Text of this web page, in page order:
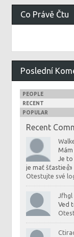
Co Právě Čtu
Poslední
PEOPLE
RECENT
POPULAR
Recent
Mám
Je to
je mať šťastie👍
Otestujte své
Jfhgl
Ved